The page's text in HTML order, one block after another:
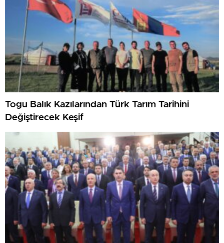
Togu Balık Kazılarından Türk Tarım Tarihini
Değiştirecek Keşif